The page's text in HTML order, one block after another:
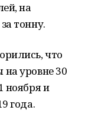
на
тонну.
что
уровне 30
ноября и
года.